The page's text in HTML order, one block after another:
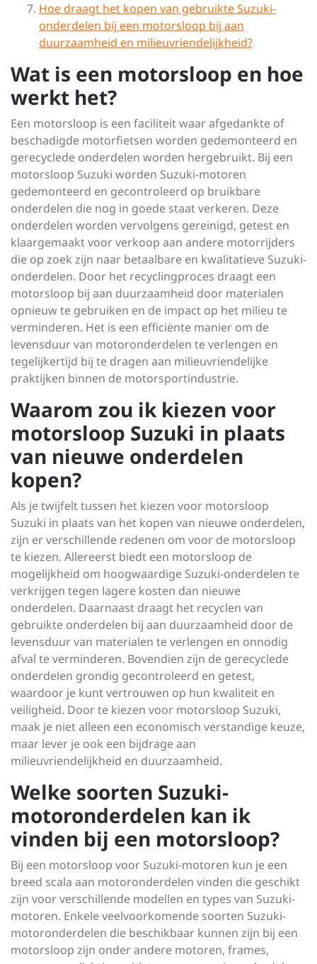
Hoe draagt het kopen van gebruikte Suzuki-
onderdelen bij een motorsloop bij aan
duurzaamheid en milieuvriendelijkheid?
Wat is een motorsloop en hoe
werkt het?
Een motorsloop is een faciliteit waar afgedankte of
beschadigde motorfietsen worden gedemonteerd en
gerecyclede onderdelen worden hergebruikt. Bij een
motorsloop Suzuki worden Suzuki-motoren
gedemonteerd en gecontroleerd op bruikbare
onderdelen die nog in goede staat verkeren. Deze
onderdelen worden vervolgens gereinigd, getest en
klaargemaakt voor verkoop aan andere motorrijders
die op zoek zijn naar betaalbare en kwalitatieve Suzuki-
onderdelen. Door het recyclingproces draagt een
motorsloop bij aan duurzaamheid door materialen
opnieuw te gebruiken en de impact op het milieu te
verminderen. Het is een efficiënte manier om de
levensduur van motoronderdelen te verlengen en
tegelijkertijd bij te dragen aan milieuvriendelijke
praktijken binnen de motorsportindustrie.
Waarom zou ik kiezen voor
motorsloop Suzuki in plaats
van nieuwe onderdelen
kopen?
Als je twijfelt tussen het kiezen voor motorsloop
Suzuki in plaats van het kopen van nieuwe onderdelen,
zijn er verschillende redenen om voor de motorsloop
te kiezen. Allereerst biedt een motorsloop de
mogelijkheid om hoogwaardige Suzuki-onderdelen te
verkrijgen tegen lagere kosten dan nieuwe
onderdelen. Daarnaast draagt het recyclen van
gebruikte onderdelen bij aan duurzaamheid door de
levensduur van materialen te verlengen en onnodig
afval te verminderen. Bovendien zijn de gerecyclede
onderdelen grondig gecontroleerd en getest,
waardoor je kunt vertrouwen op hun kwaliteit en
veiligheid. Door te kiezen voor motorsloop Suzuki,
maak je niet alleen een economisch verstandige keuze,
maar lever je ook een bijdrage aan
milieuvriendelijkheid en duurzaamheid.
Welke soorten Suzuki-
motoronderdelen kan ik
vinden bij een motorsloop?
Bij een motorsloop voor Suzuki-motoren kun je een
breed scala aan motoronderdelen vinden die geschikt
zijn voor verschillende modellen en types van Suzuki-
motoren. Enkele veelvoorkomende soorten Suzuki-
motoronderdelen die beschikbaar kunnen zijn bij een
motorsloop zijn onder andere motoren, frames,